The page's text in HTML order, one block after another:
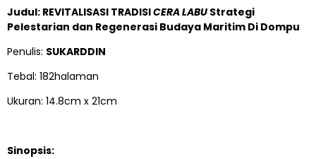
Judul: REVITALISASI TRADISICERA LABU Strategi
Pelestarian dan Regenerasi Budaya Maritim Di Dompu
Penulis: SUKARDDIN
Tebal: 182halaman
Ukuran: 14.8cm x 21cm
Sinopsis: